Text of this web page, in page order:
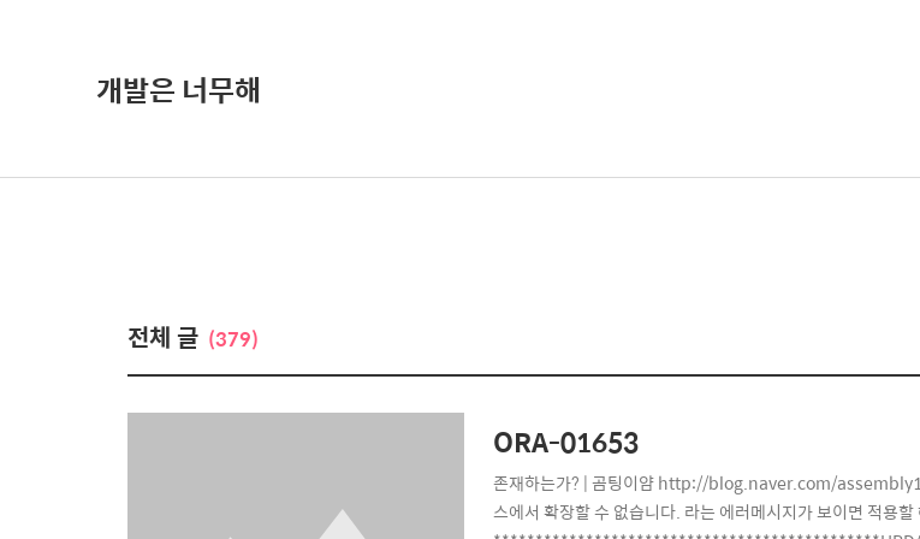
개발은 너무해
전체 글 (379)
ORA-01653
존재하는가? | 곰팅이얌 http://blog.naver.com/
스에서 확장할 수 없습니다. 라는 에러메시지가 보이면 적용할